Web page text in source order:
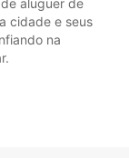
aluguer de
cidade e seus
na